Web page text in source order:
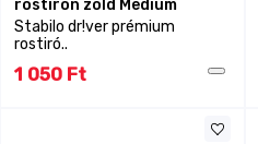
rostirón zöld Medium
Stabilo dr!ver prémium
rostiró..
1 050 Ft